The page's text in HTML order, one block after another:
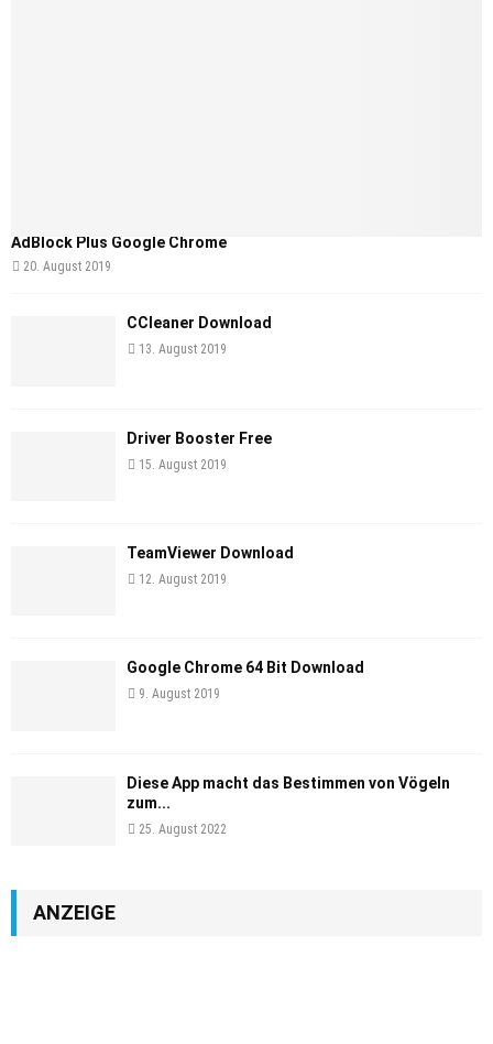
AdBlock Plus Google Chrome
20. August 2019
CCleaner Download
13. August 2019
Driver Booster Free
15. August 2019
TeamViewer Download
12. August 2019
Google Chrome 64 Bit Download
9. August 2019
Diese App macht das Bestimmen von Vögeln
zum...
25. August 2022
ANZEIGE